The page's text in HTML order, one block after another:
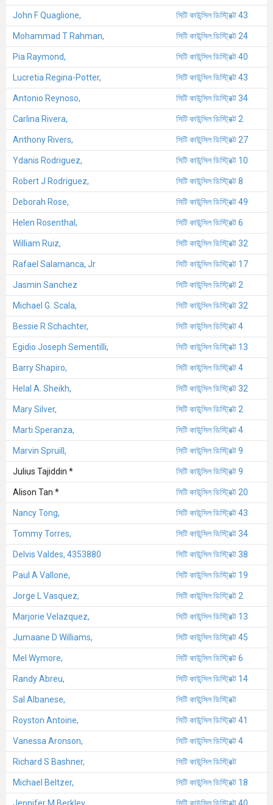
John F Quaglione, সিটি কাউন্সিল ডিস্ট্রিক্ট 43
Mohammad T Rahman, সিটি কাউন্সিল ডিস্ট্রিক্ট 24
Pia Raymond, সিটি কাউন্সিল ডিস্ট্রিক্ট 40
Lucretia Regina-Potter, সিটি কাউন্সিল ডিস্ট্রিক্ট 43
Antonio Reynoso, সিটি কাউন্সিল ডিস্ট্রিক্ট 34
Carlina Rivera, সিটি কাউন্সিল ডিস্ট্রিক্ট 2
Anthony Rivers, সিটি কাউন্সিল ডিস্ট্রিক্ট 27
Ydanis Rodriguez, সিটি কাউন্সিল ডিস্ট্রিক্ট 10
Robert J Rodriguez, সিটি কাউন্সিল ডিস্ট্রিক্ট 8
Deborah Rose, সিটি কাউন্সিল ডিস্ট্রিক্ট 49
Helen Rosenthal, সিটি কাউন্সিল ডিস্ট্রিক্ট 6
William Ruiz, সিটি কাউন্সিল ডিস্ট্রিক্ট 32
Rafael Salamanca, Jr সিটি কাউন্সিল ডিস্ট্রিক্ট 17
Jasmin Sanchez সিটি কাউন্সিল ডিস্ট্রিক্ট 2
Michael G. Scala, সিটি কাউন্সিল ডিস্ট্রিক্ট 32
Bessie R Schachter, সিটি কাউন্সিল ডিস্ট্রিক্ট 4
Egidio Joseph Sementilli, সিটি কাউন্সিল ডিস্ট্রিক্ট 13
Barry Shapiro, সিটি কাউন্সিল ডিস্ট্রিক্ট 4
Helal A. Sheikh, সিটি কাউন্সিল ডিস্ট্রিক্ট 32
Mary Silver, সিটি কাউন্সিল ডিস্ট্রিক্ট 2
Marti Speranza, সিটি কাউন্সিল ডিস্ট্রিক্ট 4
Marvin Spruill, সিটি কাউন্সিল ডিস্ট্রিক্ট 9
Julius Tajiddin * সিটি কাউন্সিল ডিস্ট্রিক্ট 9
Alison Tan * সিটি কাউন্সিল ডিস্ট্রিক্ট 20
Nancy Tong, সিটি কাউন্সিল ডিস্ট্রিক্ট 43
Tommy Torres, সিটি কাউন্সিল ডিস্ট্রিক্ট 34
Delvis Valdes, 4353880 সিটি কাউন্সিল ডিস্ট্রিক্ট 38
Paul A Vallone, সিটি কাউন্সিল ডিস্ট্রিক্ট 19
Jorge L Vasquez, সিটি কাউন্সিল ডিস্ট্রিক্ট 2
Marjorie Velazquez, সিটি কাউন্সিল ডিস্ট্রিক্ট 13
Jumaane D Williams, সিটি কাউন্সিল ডিস্ট্রিক্ট 45
Mel Wymore, সিটি কাউন্সিল ডিস্ট্রিক্ট 6
Randy Abreu, সিটি কাউন্সিল ডিস্ট্রিক্ট 14
Sal Albanese, সিটি কাউন্সিল ডিস্ট্রিক্ট
Royston Antoine, সিটি কাউন্সিল ডিস্ট্রিক্ট 41
Vanessa Aronson, সিটি কাউন্সিল ডিস্ট্রিক্ট 4
Richard S Bashner, সিটি কাউন্সিল ডিস্ট্রিক্ট
Michael Beltzer, সিটি কাউন্সিল ডিস্ট্রিক্ট 18